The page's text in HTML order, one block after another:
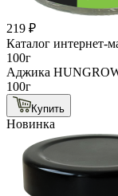
219 ₽
Каталог интернет-
100г
Аджика
100г
Купить
Новинка